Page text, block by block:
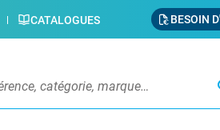
CATALOGUES BESOIN